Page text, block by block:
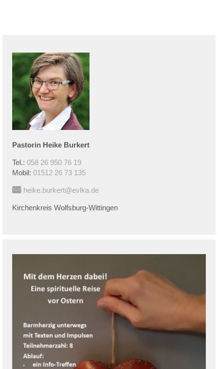
Pastorin Heike Burkert
Tel.: 058 26 950 76 19
Mobil: 01512 26 73 135
heike.burkert@evlka.de
Kirchenkreis Wolfsburg-Wittingen